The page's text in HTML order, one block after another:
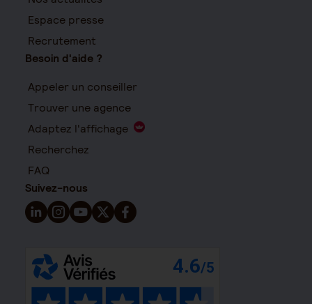
Espace presse
Recrutement
Besoin d'aide ?
Appeler un conseiller
Trouver une agence
Adaptez l'affichage
Recherchez
FAQ
Suivez-nous
Suivez-nous sur LinkedIn - Nouvelle fenêtre
Suivez-nous sur Instagram - Nouvelle fenêtre
Suivez-nous sur YouTube - Nouvelle fenêtre
Suivez-nous sur X - Nouvelle fenêtre
Suivez-nous sur Facebook - Nouvelle